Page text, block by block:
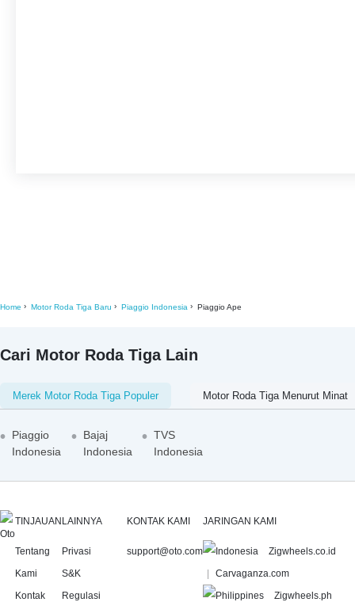
Home Motor Roda Tiga Baru Piaggio Indonesia Piaggio Ape
Cari Motor Roda Tiga Lain
Merek Motor Roda Tiga Populer Motor Roda Tiga Menurut Minat
Piaggio
Indonesia
Bajaj
Indonesia
TVS
Indonesia
TINJAUAN
Tentang
Kami
Kontak
LAINNYA
Privasi
S&K
Regulasi
KONTAK KAMI
support@oto.com
JARINGAN KAMI
Zigwheels.co.id
Carvaganza.com
Zigwheels.ph